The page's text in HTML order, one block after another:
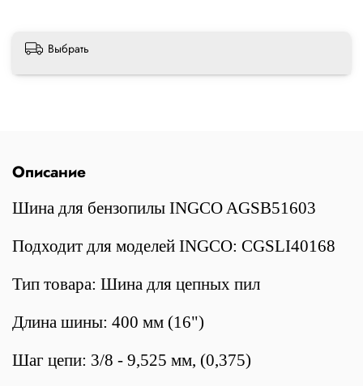
Выбрать
Описание
Шина для бензопилы INGCO AGSB51603
Подходит для моделей INGCO: CGSLI40168
Тип товара: Шина для цепных пил
Длина шины: 400 мм (16")
Шаг цепи: 3/8 - 9,525 мм, (0,375)